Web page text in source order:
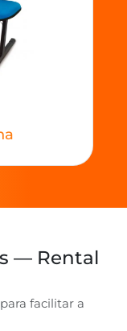
— Rental
facilitar a